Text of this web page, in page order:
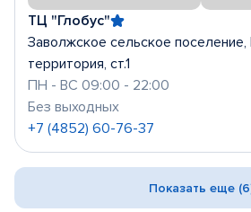
ТЦ "Глобус"
Заволжское сельское поселение,
территория, ст.1
ПН - ВС 09:00 - 22:00
Без выходных
+7 (4852) 60-76-37
Показать еще